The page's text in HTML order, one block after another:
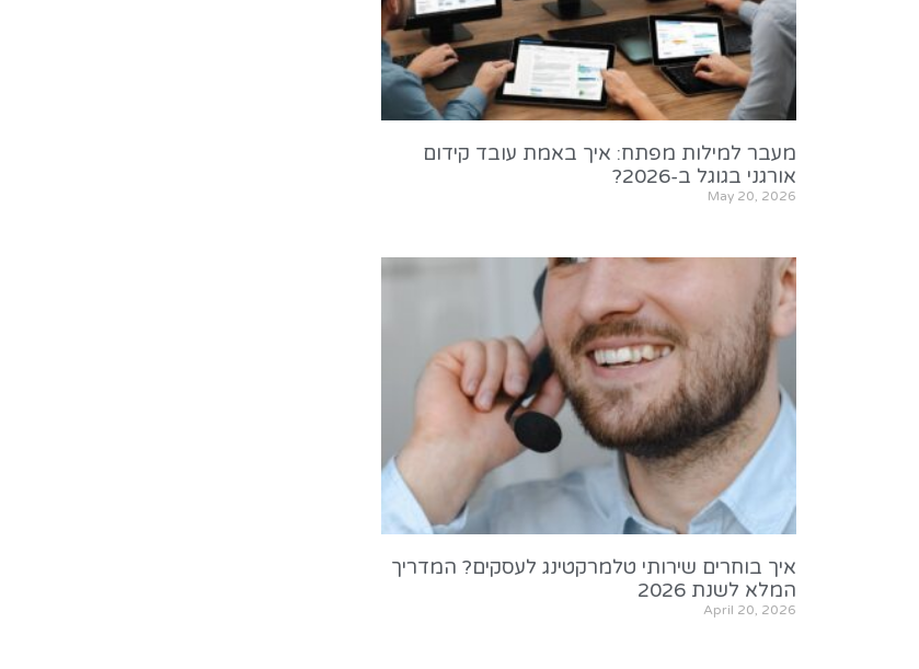
מעבר למילות מפתח: איך באמת עובד קידום
אורגני בגוגל ב-2026?
May 20, 2026
איך בוחרים שירותי טלמרקטינג לעסקים? המדריך
המלא לשנת 2026
April 20, 2026